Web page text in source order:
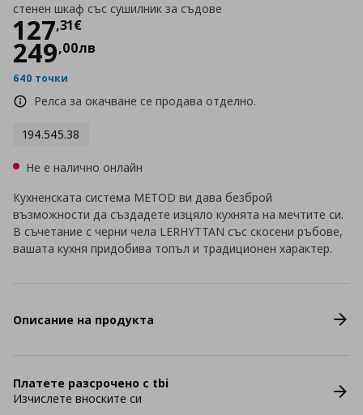
стенен шкаф със сушилник за съдове
127,31€
Цена
249,00лв
640 точки
Релса за окачване се продава отделно.
194.545.38
Не е налично онлайн
Кухненската система METOD ви дава безброй
възможности да създадете изцяло кухнята на мечтите си.
В съчетание с черни чела LERHYTTAN със скосени ръбове,
вашата кухня придобива топъл и традиционен характер.
Описание на продукта
Платете разсрочено с tbi
Изчислете вноските си